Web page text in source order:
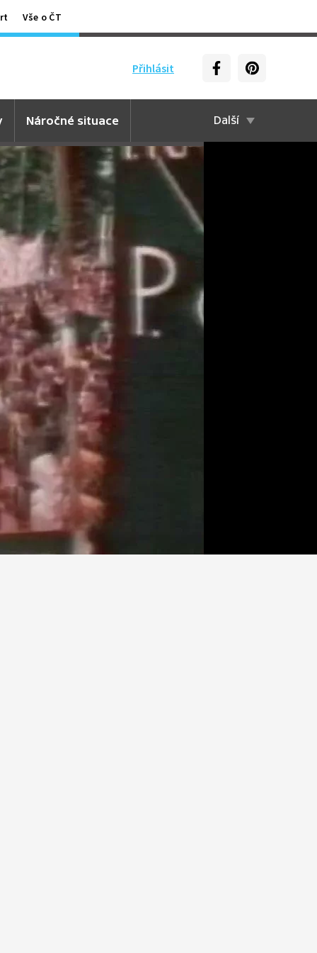
Vše o ČT
Přihlásit
Náročné situace Další